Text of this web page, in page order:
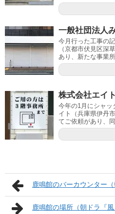
一般社団法人
今月行った工事の
（京都市伏見区深
あり、新たな事業
株式会社エイ
今年の1月にシャッ
イト（兵庫県伊丹
てご依頼があり、
鹿鳴館のバーカウンター
鹿鳴館の場所（朝ドラ『風